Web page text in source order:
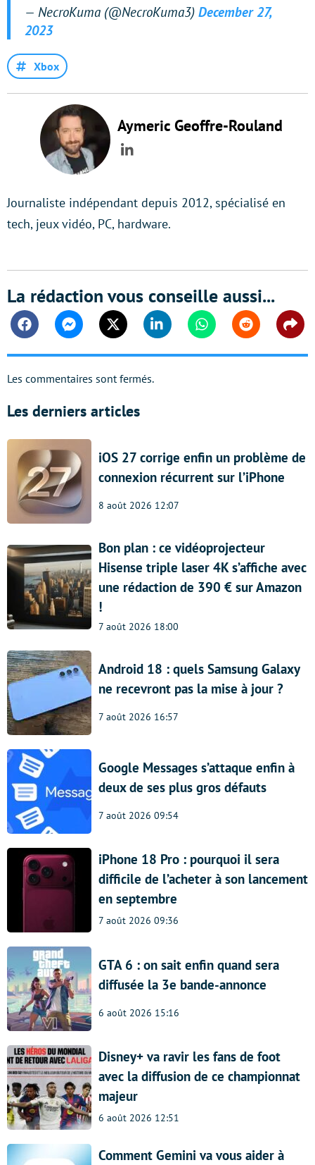
— NecroKuma (@NecroKuma3) December 27,
2023
Xbox
Aymeric Geoffre-Rouland
LinkedIn
Journaliste indépendant depuis 2012, spécialisé en
tech, jeux vidéo, PC, hardware.
La rédaction vous conseille aussi...
FacebookMessengerTwitter Linkedin WhatsappReddit
Les commentaires sont fermés.
Les derniers articles
iOS 27 corrige enfin un problème de
connexion récurrent sur l’iPhone
8 août 2026 12:07
Bon plan : ce vidéoprojecteur
Hisense triple laser 4K s’affiche avec
une rédaction de 390 € sur Amazon
!
7 août 2026 18:00
Android 18 : quels Samsung Galaxy
ne recevront pas la mise à jour ?
7 août 2026 16:57
Google Messages s’attaque enfin à
deux de ses plus gros défauts
7 août 2026 09:54
iPhone 18 Pro : pourquoi il sera
difficile de l’acheter à son lancement
en septembre
7 août 2026 09:36
GTA 6 : on sait enfin quand sera
diffusée la 3e bande-annonce
6 août 2026 15:16
Disney+ va ravir les fans de foot
avec la diffusion de ce championnat
majeur
6 août 2026 12:51
Comment Gemini va vous aider à